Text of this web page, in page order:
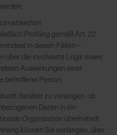
Profiling gemäß Art. 22
in diesen Fällen –
über die involvierte Logik sowie
Auswirkungen einer
betroffene Person.
darüber zu verlangen, ob
Daten in ein
Organisation übermittelt
können Sie verlangen, über